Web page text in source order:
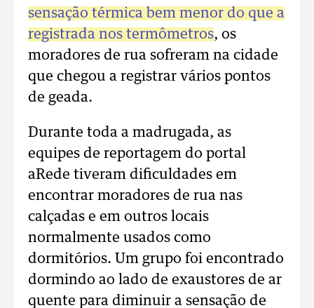
sensação térmica bem menor do que a
registrada nos termômetros, os
moradores de rua sofreram na cidade
que chegou a registrar vários pontos
de geada.
Durante toda a madrugada, as
equipes de reportagem do portal
aRede tiveram dificuldades em
encontrar moradores de rua nas
calçadas e em outros locais
normalmente usados como
dormitórios. Um grupo foi encontrado
dormindo ao lado de exaustores de ar
quente para diminuir a sensação de